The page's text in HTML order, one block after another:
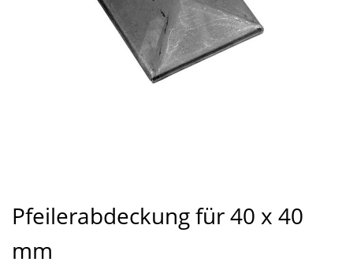
Anfang
der
Bildergalerie
springen
Pfeilerabdeckung für 40 x 40
mm